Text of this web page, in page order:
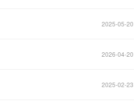
2025-05-20
2026-04-20
2025-02-23